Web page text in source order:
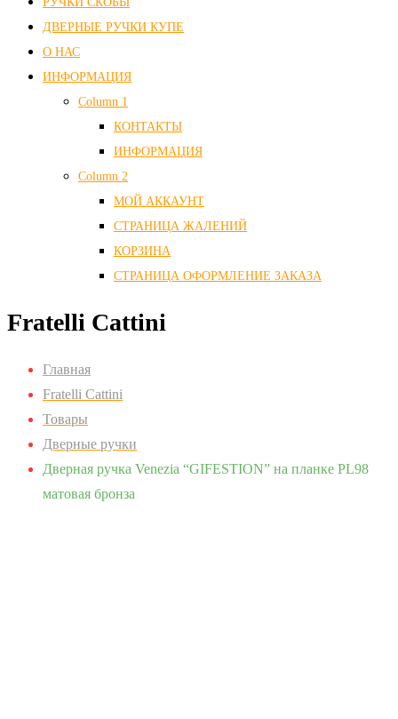
ДВЕРНЫЕ РУЧКИ КУПЕ
О НАС
ИНФОРМАЦИЯ
Column 1
КОНТАКТЫ
ИНФОРМАЦИЯ
Column 2
МОЙ АККАУНТ
СТРАНИЦА ЖАЛЕНИЙ
КОРЗИНА
СТРАНИЦА ОФОРМЛЕНИЕ ЗАКАЗА
Fratelli Cattini
Главная
Fratelli Cattini
Товары
Дверные ручки
Дверная ручка Venezia “GIFESTION” на планке PL98
матовая бронза